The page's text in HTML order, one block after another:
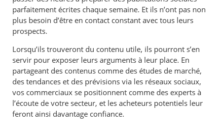
parfaitement écrites chaque semaine. Et ils n’ont pas non
plus besoin d’être en contact constant avec tous leurs
prospects.
Lorsqu’ils trouveront du contenu utile, ils pourront s’en
servir pour exposer leurs arguments à leur place. En
partageant des contenus comme des études de marché,
des tendances et des prévisions via les réseaux sociaux,
vos commerciaux se positionnent comme des experts à
l’écoute de votre secteur, et les acheteurs potentiels leur
feront ainsi davantage confiance.